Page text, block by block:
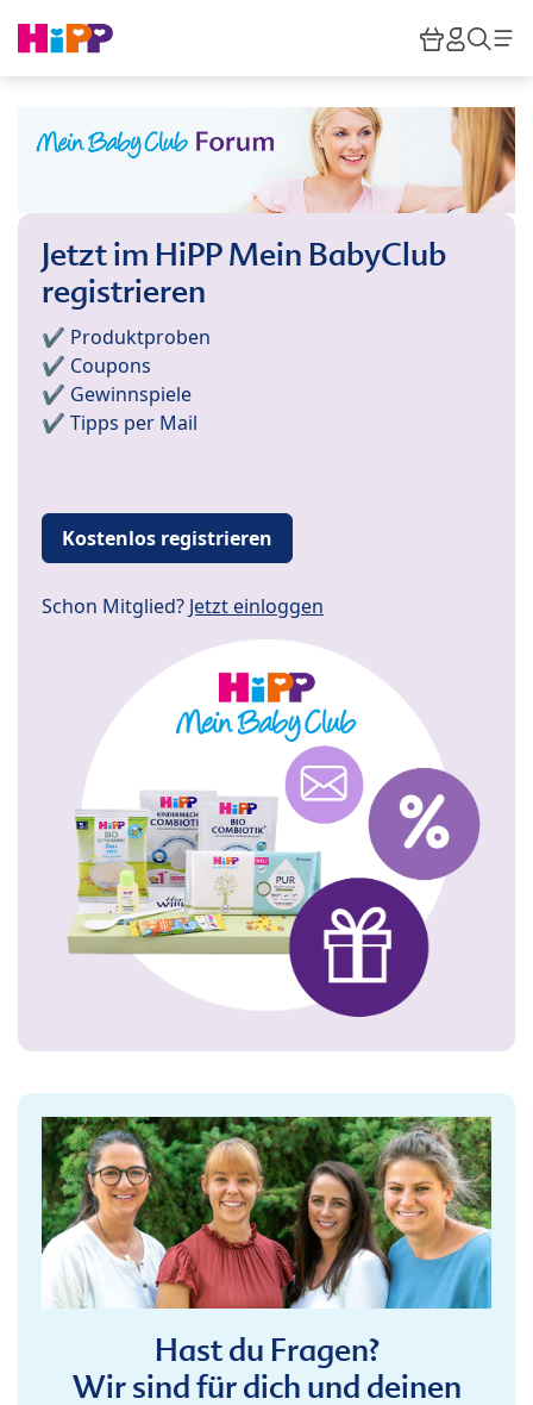
HiPP
Jetzt im HiPP Mein BabyClub
registrieren
✔️ Produktproben
✔️ Coupons
✔️ Gewinnspiele
✔️ Tipps per Mail
Kostenlos registrieren
Schon Mitglied? Jetzt einloggen
Hast du Fragen?
Wir sind für dich und deinen